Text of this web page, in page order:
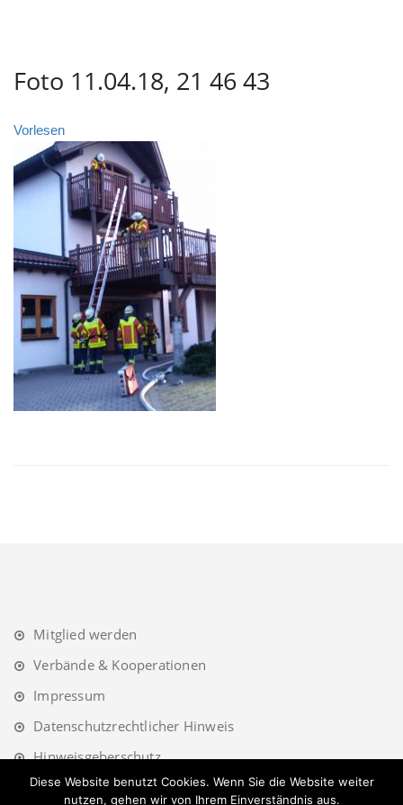
Foto 11.04.18, 21 46 43
Vorlesen
Mitglied werden
Verbände & Kooperationen
Impressum
Datenschutzrechtlicher Hinweis
Hinweisgeberschutz
Diese Website benutzt Cookies. Wenn Sie die Website weiter
nutzen, gehen wir von Ihrem Einverständnis aus.